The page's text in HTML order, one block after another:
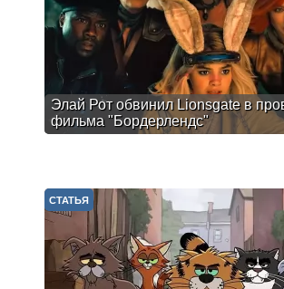
Элай Рот обвинил Lionsgate в
фильма "Бордерлендс"
СТАТЬЯ